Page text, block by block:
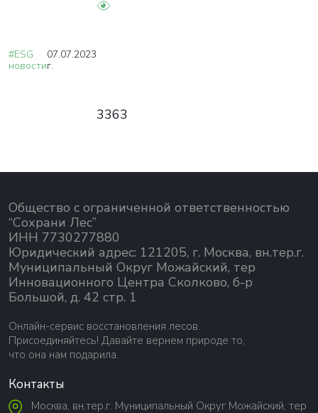
#ESG
новости
07.07.2023
г.
3363
Общество с ограниченной ответственностью
“Сохрани Лес”
ИНН 7730277880
Юридический адрес: 121205, г. Москва, вн.тер.г.
Муниципальный Округ Можайский, тер
Инновационного Центра Сколково, б-р
Большой, д. 42 стр. 1
Онлайн-сервис восстановления лесов.
Присоединяйтесь! Давайте вернем природе то,
что она нам подарила.
Контакты
Москва, вн.тер.г. Муниципальный Округ Можайский, тер